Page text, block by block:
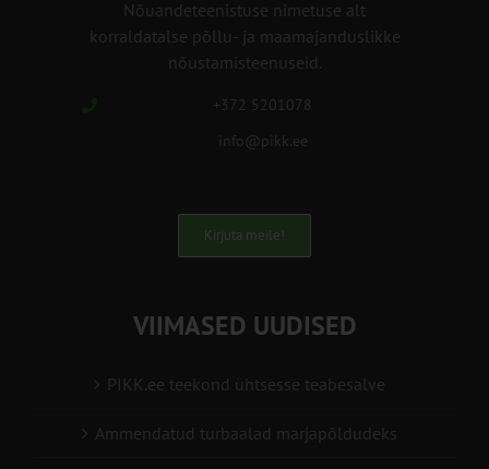
Nõuandeteenistuse nimetuse alt
korraldatalse põllu- ja maamajanduslikke
nõustamisteenuseid.
+372 5201078
info@pikk.ee
Kirjuta meile!
VIIMASED UUDISED
PIKK.ee teekond ühtsesse teabesalve
Ammendatud turbaalad marjapõldudeks